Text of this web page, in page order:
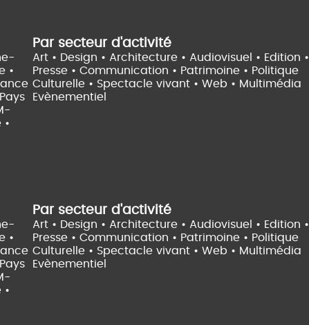
•
Pays
•
Par secteur d'activité
Art • Design • Architecture • Audiovisuel • Edition •
Presse • Communication • Patrimoine • Politique
Culturelle • Spectacle vivant • Web • Multimédia
Evènementiel
•
Pays
•
Par secteur d'activité
Art • Design • Architecture • Audiovisuel • Edition •
Presse • Communication • Patrimoine • Politique
Culturelle • Spectacle vivant • Web • Multimédia
Evènementiel